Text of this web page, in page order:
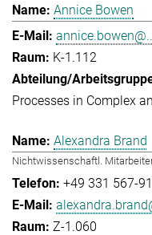
Annice Bowen
K-1.112
Processes in Complex
Alexandra Brand
Nichtwissenschaftl.
+49 331 567-
Z-1.060